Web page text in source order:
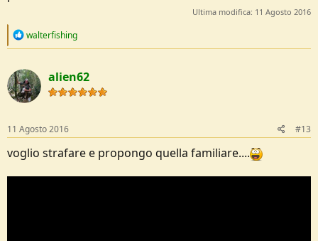
Ultima modifica: 11 Agosto 2016
R
c
t
i
o
s
:
walterfishing
alien62
11 Agosto 2016 #13
voglio strafare e propongo quella familiare....